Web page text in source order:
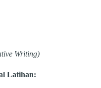
Writing)
Latihan: